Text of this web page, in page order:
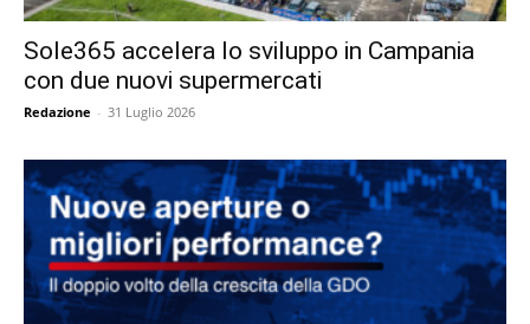
Sole365 accelera lo sviluppo in Campania
con due nuovi supermercati
Redazione - 31 Luglio 2026